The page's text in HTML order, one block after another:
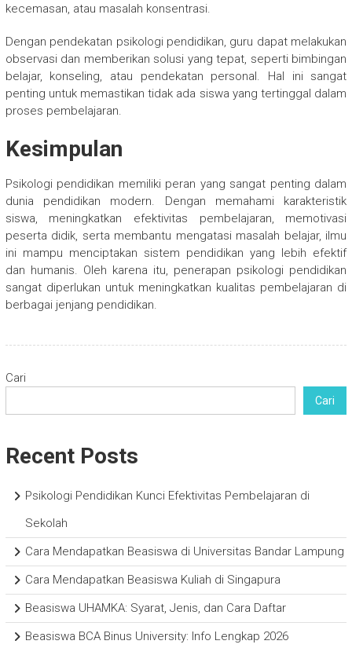
kecemasan, atau masalah konsentrasi.
Dengan pendekatan psikologi pendidikan, guru dapat melakukan
observasi dan memberikan solusi yang tepat, seperti bimbingan
belajar, konseling, atau pendekatan personal. Hal ini sangat
penting untuk memastikan tidak ada siswa yang tertinggal dalam
proses pembelajaran.
Kesimpulan
Psikologi pendidikan memiliki peran yang sangat penting dalam
dunia pendidikan modern. Dengan memahami karakteristik
siswa, meningkatkan efektivitas pembelajaran, memotivasi
peserta didik, serta membantu mengatasi masalah belajar, ilmu
ini mampu menciptakan sistem pendidikan yang lebih efektif
dan humanis. Oleh karena itu, penerapan psikologi pendidikan
sangat diperlukan untuk meningkatkan kualitas pembelajaran di
berbagai jenjang pendidikan.
Cari
Cari
Recent Posts
Psikologi Pendidikan Kunci Efektivitas Pembelajaran di
Sekolah
Cara Mendapatkan Beasiswa di Universitas Bandar Lampung
Cara Mendapatkan Beasiswa Kuliah di Singapura
Beasiswa UHAMKA: Syarat, Jenis, dan Cara Daftar
Beasiswa BCA Binus University: Info Lengkap 2026